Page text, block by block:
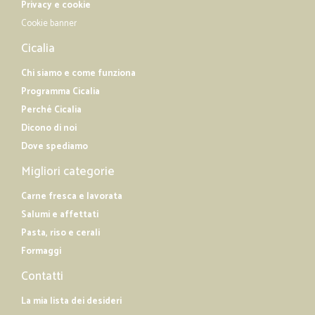
Conveniente e veloce. L’alternativa migliore per fare la spesa se non
si ha abbastanza tempo.
Privacy e cookie
Cookie banner
Cicalia
Chi siamo e come funziona
Programma Cicalia
Perché Cicalia
Dicono di noi
Dove spediamo
Migliori categorie
Carne fresca e lavorata
Salumi e affettati
Pasta, riso e cerali
Formaggi
Contatti
La mia lista dei desideri